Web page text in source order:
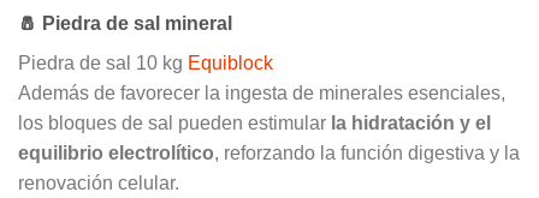
🧂 Piedra de sal mineral
Piedra de sal 10 kg Equiblock
Además de favorecer la ingesta de minerales esenciales,
los bloques de sal pueden estimular la hidratación y el
equilibrio electrolítico, reforzando la función digestiva y la
renovación celular.